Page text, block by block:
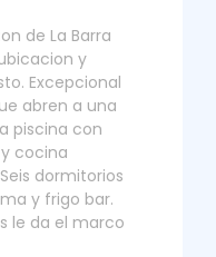
de La Barra
y
Excepcional
abren a una
piscina con
cocina
dormitorios
y frigo bar.
le da el marco